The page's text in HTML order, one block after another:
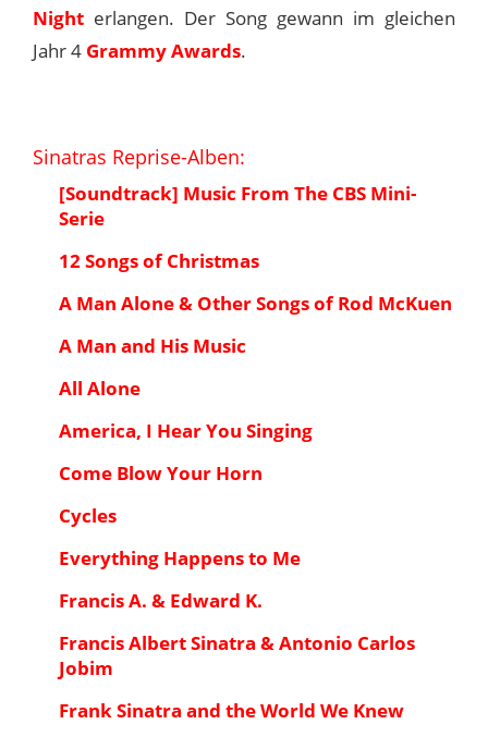
Night erlangen. Der Song gewann im gleichen
Jahr 4 Grammy Awards.
Sinatras Reprise-Alben:
[Soundtrack] Music From The CBS Mini-
Serie
12 Songs of Christmas
A Man Alone & Other Songs of Rod McKuen
A Man and His Music
All Alone
America, I Hear You Singing
Come Blow Your Horn
Cycles
Everything Happens to Me
Francis A. & Edward K.
Francis Albert Sinatra & Antonio Carlos
Jobim
Frank Sinatra and the World We Knew